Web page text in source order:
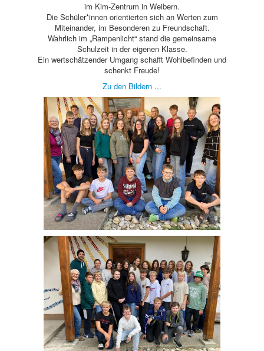
im Kim-Zentrum in Weibern.
Die Schüler*innen orientierten sich an Werten zum
Miteinander, im Besonderen zu Freundschaft.
Wahrlich im „Rampenlicht“ stand die gemeinsame
Schulzeit in der eigenen Klasse.
Ein wertschätzender Umgang schafft Wohlbefinden und
schenkt Freude!
Zu den Bildern ...